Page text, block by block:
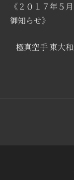
他
の
《２０１７年５
御知らせ》
極真空手 東大